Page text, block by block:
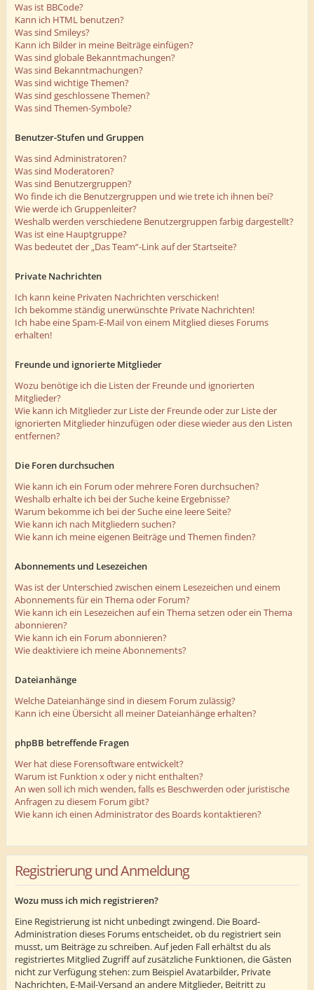
Was ist BBCode?
Kann ich HTML benutzen?
Was sind Smileys?
Kann ich Bilder in meine Beiträge einfügen?
Was sind globale Bekanntmachungen?
Was sind Bekanntmachungen?
Was sind wichtige Themen?
Was sind geschlossene Themen?
Was sind Themen-Symbole?
Benutzer-Stufen und Gruppen
Was sind Administratoren?
Was sind Moderatoren?
Was sind Benutzergruppen?
Wo finde ich die Benutzergruppen und wie trete ich ihnen bei?
Wie werde ich Gruppenleiter?
Weshalb werden verschiedene Benutzergruppen farbig dargestellt?
Was ist eine Hauptgruppe?
Was bedeutet der „Das Team“-Link auf der Startseite?
Private Nachrichten
Ich kann keine Privaten Nachrichten verschicken!
Ich bekomme ständig unerwünschte Private Nachrichten!
Ich habe eine Spam-E-Mail von einem Mitglied dieses Forums
erhalten!
Freunde und ignorierte Mitglieder
Wozu benötige ich die Listen der Freunde und ignorierten
Mitglieder?
Wie kann ich Mitglieder zur Liste der Freunde oder zur Liste der
ignorierten Mitglieder hinzufügen oder diese wieder aus den Listen
entfernen?
Die Foren durchsuchen
Wie kann ich ein Forum oder mehrere Foren durchsuchen?
Weshalb erhalte ich bei der Suche keine Ergebnisse?
Warum bekomme ich bei der Suche eine leere Seite?
Wie kann ich nach Mitgliedern suchen?
Wie kann ich meine eigenen Beiträge und Themen finden?
Abonnements und Lesezeichen
Was ist der Unterschied zwischen einem Lesezeichen und einem
Abonnements für ein Thema oder Forum?
Wie kann ich ein Lesezeichen auf ein Thema setzen oder ein Thema
abonnieren?
Wie kann ich ein Forum abonnieren?
Wie deaktiviere ich meine Abonnements?
Dateianhänge
Welche Dateianhänge sind in diesem Forum zulässig?
Kann ich eine Übersicht all meiner Dateianhänge erhalten?
phpBB betreffende Fragen
Wer hat diese Forensoftware entwickelt?
Warum ist Funktion x oder y nicht enthalten?
An wen soll ich mich wenden, falls es Beschwerden oder juristische
Anfragen zu diesem Forum gibt?
Wie kann ich einen Administrator des Boards kontaktieren?
Registrierung und Anmeldung
Wozu muss ich mich registrieren?
Eine Registrierung ist nicht unbedingt zwingend. Die Board-
Administration dieses Forums entscheidet, ob du registriert sein
musst, um Beiträge zu schreiben. Auf jeden Fall erhältst du als
registriertes Mitglied Zugriff auf zusätzliche Funktionen, die Gästen
nicht zur Verfügung stehen: zum Beispiel Avatarbilder, Private
Nachrichten, E-Mail-Versand an andere Mitglieder, Beitritt zu